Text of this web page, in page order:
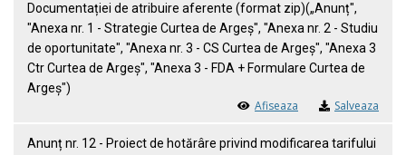
Documentației de atribuire aferente (format zip)(„Anunț",
"Anexa nr. 1 - Strategie Curtea de Argeș", "Anexa nr. 2 - Studiu
de oportunitate", "Anexa nr. 3 - CS Curtea de Argeș", "Anexa 3
Ctr Curtea de Argeș", "Anexa 3 - FDA + Formulare Curtea de
Argeș")
Afiseaza Salveaza
Anunț nr. 12 - Proiect de hotărâre privind modificarea tarifului